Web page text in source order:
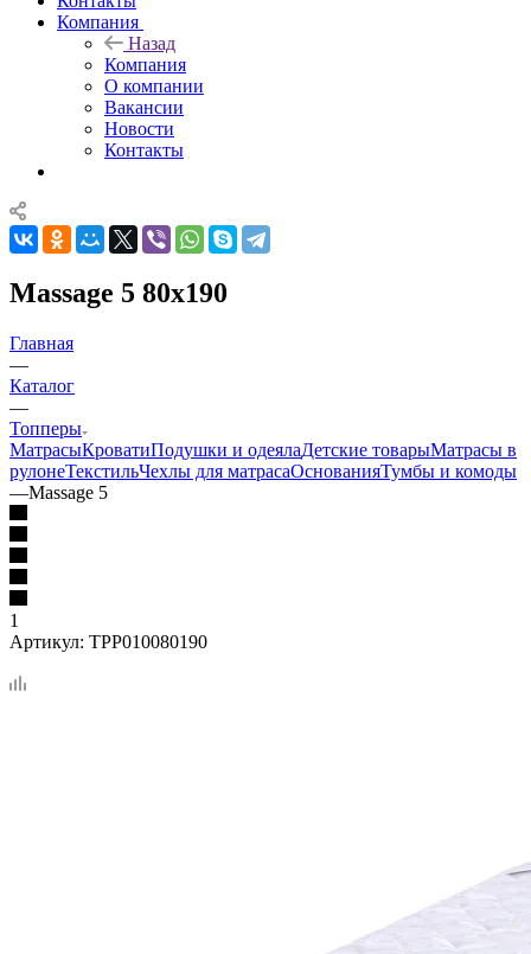
Компания
Назад
Компания
О компании
Вакансии
Новости
Контакты
Massage 5 80x190
Главная
—
Каталог
—
Топперы
МатрасыКроватиПодушки и одеялаДетские товарыМатрасы в
рулонеТекстильЧехлы для матрасаОснованияТумбы и комоды
—Massage 5
1
Артикул: TPP010080190